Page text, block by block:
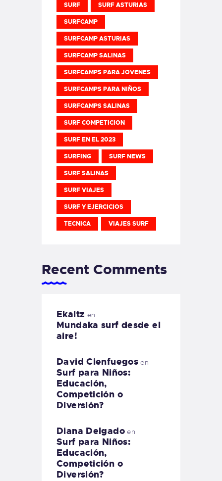
SURF SURF ASTURIAS
SURFCAMP
SURFCAMP ASTURIAS
SURFCAMP SALINAS
SURFCAMPS PARA JOVENES
SURFCAMPS PARA NIÑOS
SURFCAMPS SALINAS
SURF COMPETICION
SURF EN EL 2023
SURFING SURF NEWS
SURF SALINAS
SURF VIAJES
SURF Y EJERCICIOS
TECNICA VIAJES SURF
Recent Comments
Ekaitz en
Mundaka surf desde el
aire!
David Cienfuegos en
Surf para Niños:
Educación,
Competición o
Diversión?
Diana Delgadoen
Surf para Niños:
Educación,
Competición o
Diversión?